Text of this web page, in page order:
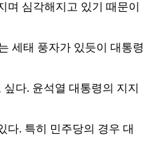
심각해지고 있기 때문이
세태 풍자가 있듯이 대통령
다. 윤석열 대통령의 지지
다. 특히 민주당의 경우 대